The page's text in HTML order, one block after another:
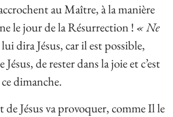
au Maître, à la manière
le jour de la Résurrection ! « Ne
lui dira Jésus, car il est possible,
de rester dans la joie et c’est
dimanche.
de Jésus va provoquer, comme Il le